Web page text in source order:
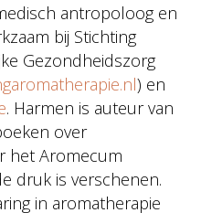
antropoloog en
bij Stichting
Gezondheidszorg
) en
. Harmen is auteur van
over
het Aromecum
druk is verschenen.
in aromatherapie